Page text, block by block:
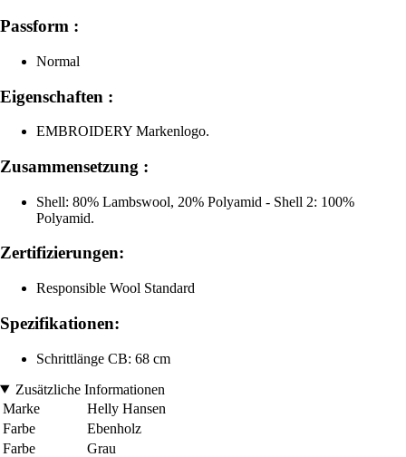
Passform :
Normal
Eigenschaften :
EMBROIDERY Markenlogo.
Zusammensetzung :
Shell: 80% Lambswool, 20% Polyamid - Shell 2: 100%
Polyamid.
Zertifizierungen:
Responsible Wool Standard
Spezifikationen:
Schrittlänge CB: 68 cm
Zusätzliche Informationen
Marke
Helly Hansen
Farbe
Ebenholz
Farbe
Grau